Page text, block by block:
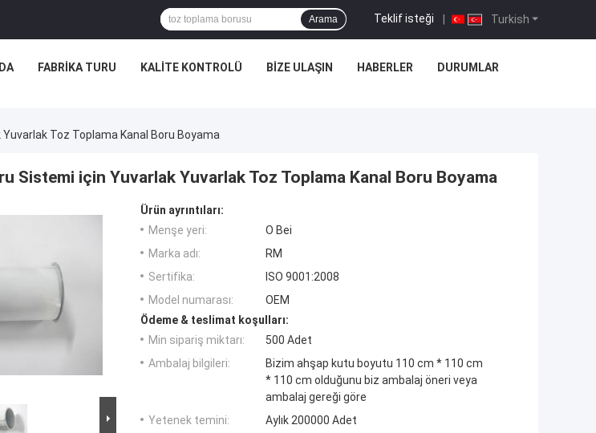
Turkish
Teklif isteği |
Arama
FABRIKA TURU KALITE KONTROLÜ BIZE ULAŞIN HABERLER DURUMLAR
Toz Toplama Kanal Boru Boyama
Sistemi için Yuvarlak Yuvarlak Toz Toplama Kanal Boru Boyama
Ürün ayrıntıları:
Menşe yeri:
O Bei
Marka adı:
RM
Sertifika:
ISO 9001:2008
Model numarası:
OEM
Ödeme & teslimat koşulları:
Min sipariş miktarı:
500 Adet
Ambalaj bilgileri:
Bizim ahşap kutu boyutu 110 cm * 110 cm
* 110 cm olduğunu biz ambalaj öneri veya
ambalaj gereği göre
Yetenek temini:
Aylık 200000 Adet